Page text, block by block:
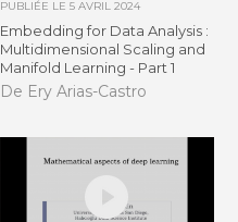
PUBLIÉE LE 5 AVRIL 2024
Embedding for Data Analysis :
Multidimensional Scaling and
Manifold Learning - Part 1
De Ery Arias-Castro